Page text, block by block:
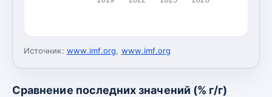
Источник: www.imf.org, www.imf.org
Сравнение последних значений (% г/г)